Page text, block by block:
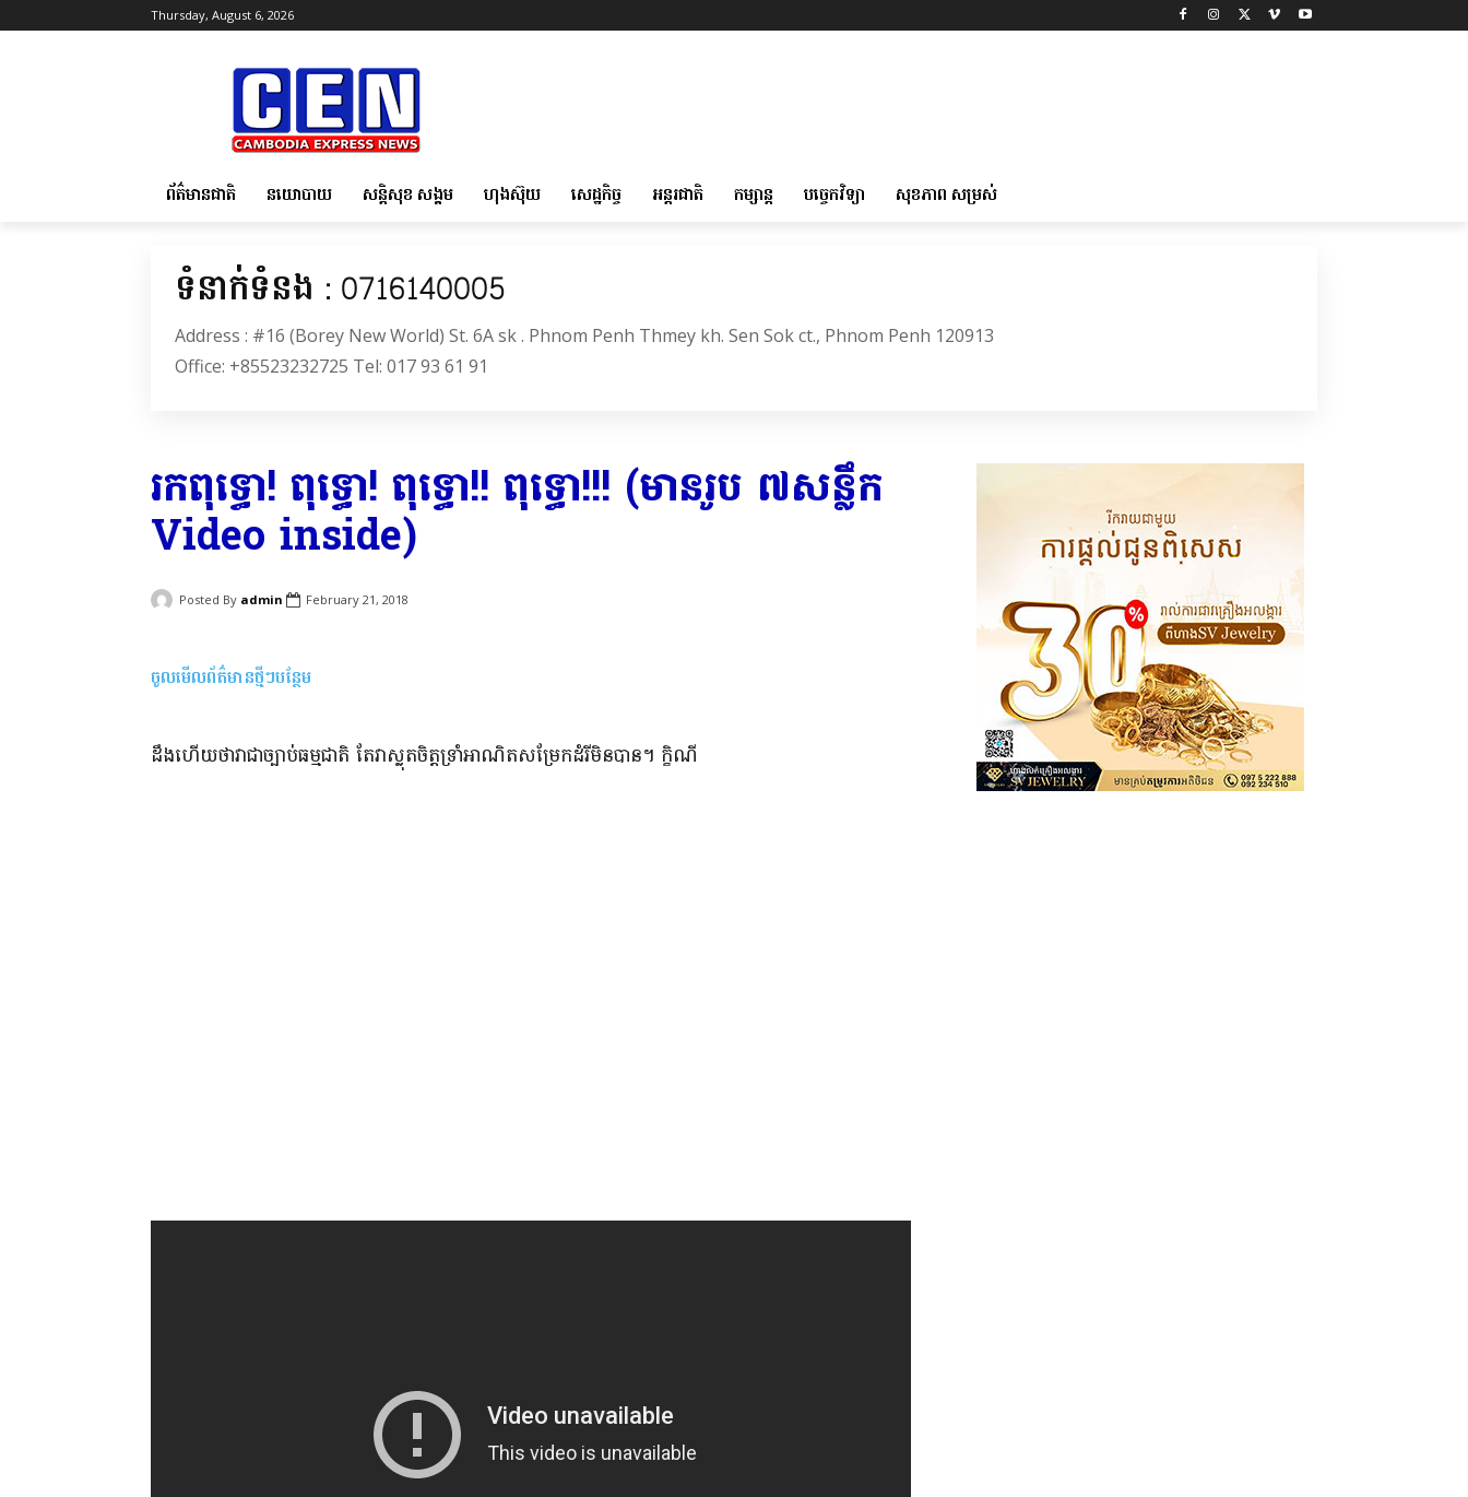
Thursday, August 6, 2026
ព័ត៌មានជាតិ នយោបាយ សន្តិសុខ សង្គម ហុងស៊ុយ សេដ្ឋកិច្ច អន្តរជាតិ កម្សាន្ត បច្ចេកវិទ្យា សុខភាព សម្រស់
ទំនាក់ទំនង : 0716140005
Address : #16 (Borey New World) St. 6A sk . Phnom Penh Thmey kh. Sen Sok ct., Phnom Penh 120913
Office: +85523232725 Tel: 017 93 61 91
រកពុទ្ធោ! ពុទ្ធោ! ពុទ្ធោ!! ពុទ្ធោ!!! (មានរូប ៧សន្លឹក
Video inside)
Posted By admin February 21, 2018
ចូលមើលព័ត៌មានថ្មីៗបន្ថែម
ដឹងហើយថាវាជាច្បាប់ធម្មជាតិ តែវាស្លុតចិត្តទ្រាំអាណិតសម្រែកដំរីមិនបាន។ ក្ខិណី